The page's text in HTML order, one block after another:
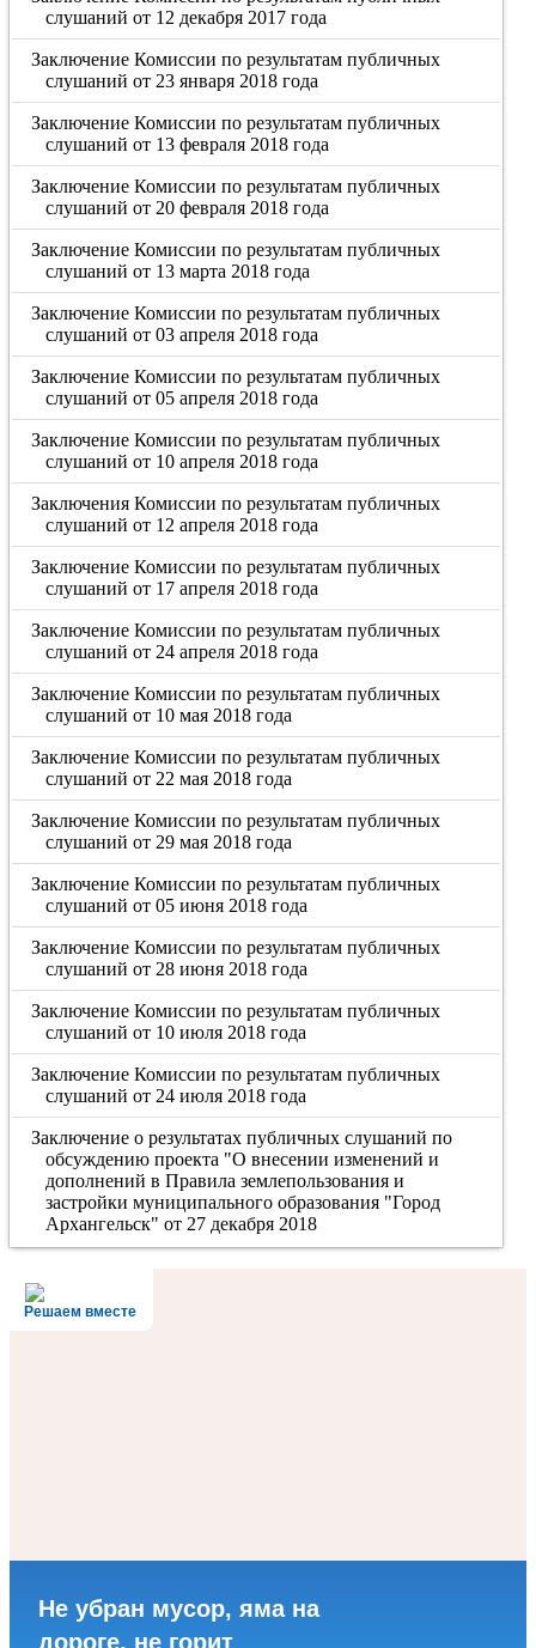
слушаний от 12 декабря 2017 года
Заключение Комиссии по результатам публичных
слушаний от 23 января 2018 года
Заключение Комиссии по результатам публичных
слушаний от 13 февраля 2018 года
Заключение Комиссии по результатам публичных
слушаний от 20 февраля 2018 года
Заключение Комиссии по результатам публичных
слушаний от 13 марта 2018 года
Заключение Комиссии по результатам публичных
слушаний от 03 апреля 2018 года
Заключение Комиссии по результатам публичных
слушаний от 05 апреля 2018 года
Заключение Комиссии по результатам публичных
слушаний от 10 апреля 2018 года
Заключения Комиссии по результатам публичных
слушаний от 12 апреля 2018 года
Заключение Комиссии по результатам публичных
слушаний от 17 апреля 2018 года
Заключение Комиссии по результатам публичных
слушаний от 24 апреля 2018 года
Заключение Комиссии по результатам публичных
слушаний от 10 мая 2018 года
Заключение Комиссии по результатам публичных
слушаний от 22 мая 2018 года
Заключение Комиссии по результатам публичных
слушаний от 29 мая 2018 года
Заключение Комиссии по результатам публичных
слушаний от 05 июня 2018 года
Заключение Комиссии по результатам публичных
слушаний от 28 июня 2018 года
Заключение Комиссии по результатам публичных
слушаний от 10 июля 2018 года
Заключение Комиссии по результатам публичных
слушаний от 24 июля 2018 года
Заключение о результатах публичных слушаний по
обсуждению проекта "О внесении изменений и
дополнений в Правила землепользования и
застройки муниципального образования "Город
Архангельск" от 27 декабря 2018
Решаем вместе
Не убран мусор, яма на
дороге, не горит